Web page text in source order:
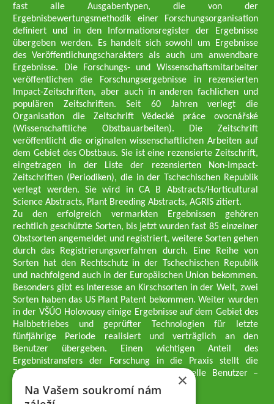
fast alle Ausgabentypen, die von der
Ergebnisbewertungsmethodik einer Forschungsorganisation
definiert und in den Informationsregister der Ergebnisse
übergeben werden. Es handelt sich sowohl um Ergebnisse
des Veröffentlichungscharakters als auch um anwendbare
Ergebnisse. Die Forschungs- und Wissenschaftsmitarbeiter
veröffentlichen die Forschungsergebnisse in rezensierten
Impact-Zeitschriften, aber auch in anderen fachlichen und
populären Zeitschriften. Seit 60 Jahren verlegt die
Organisation die Zeitschrift Vědecké práce ovocnářské
(Wissenschaftliche Obstbauarbeiten). Die Zeitschrift
veröffentlicht die originalen wissenschaftlichen Arbeiten auf
dem Gebiet des Obstbaus. Sie ist eine rezensierte Zeitschrift,
eingetragen in der Liste der rezensierten Non-Impact-
Zeitschriften (Periodiken), die in der Tschechischen Republik
verlegt werden. Sie wird in CA B Abstracts/Horticultural
Science Abstracts, Plant Breeding Abstracts, AGRIS zitiert.
Zu den erfolgreich vermarkten Ergebnissen gehören
rechtlich geschützte Sorten, bis jetzt wurden fast 85 einzelner
Obstsorten angemeldet und registriert, weitere Sorten gehen
durch das Registrierungsverfahren durch. Eine Reihe von
Sorten hat den Rechtschutz in der Tschechischen Republik
und nachfolgend auch in der Europäischen Union bekommen.
Besonders gibt es Interesse an Kirschsorten in der Welt, zwei
Sorten haben das US Plant Patent bekommen. Weiter wurden
in der VŠÚO Holovousy einige Ergebnisse auf dem Gebiet des
Halbbetriebes und geprüfter Technologien für letzte
fünfjährige Periode realisiert und verträglich an den
Benutzer übergeben. Einen wichtigen Anteil des
Ergebnistransfers der Forschung in die Praxis stellt die
Züchtungsmethodik dar, die an professionelle Benutzer –
professionelle Obstzüchter übergeben wird.
Geschäftsführer der Gesellschaft
×
Na Vašem soukromí nám